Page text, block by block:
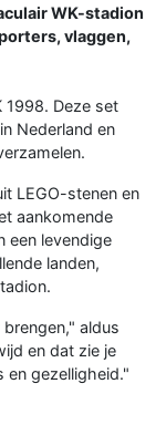
WK-stadion
vlaggen,
1998. Deze set
Nederland en
LEGO-stenen en
aankomende
een levendige
landen,
aldus
en dat zie je
en gezelligheid."